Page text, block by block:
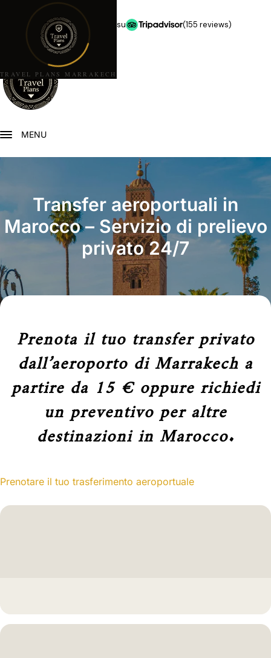
TRAVEL PLANS MARRAKECH
★★★★★ 5,0 stelle su (155 reviews)
MENU
Transfer aeroportuali in
Marocco – Servizio di prelievo
privato 24/7
Prenota il tuo transfer privato
dall’aeroporto di Marrakech a
partire da 15 € oppure richiedi
un preventivo per altre
destinazioni in Marocco.
Prenotare il tuo trasferimento aeroportuale